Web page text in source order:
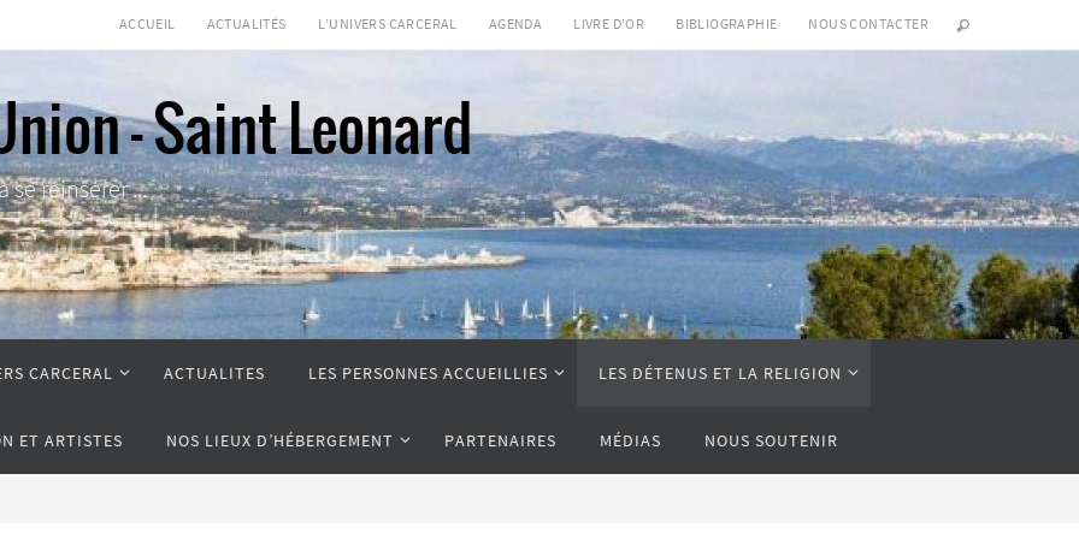
ACCUEIL ACTUALITÉS L’UNIVERS CARCERAL AGENDA LIVRE D’OR BIBLIOGRAPHIE NOUS CONTACTER
- Saint Leonard
se réinsérer ...
CARCERAL ACTUALITES LES PERSONNES ACCUEILLIES LES DÉTENUS ET LA RELIGION
ET ARTISTES NOS LIEUX D’HÉBERGEMENT PARTENAIRES MÉDIAS NOUS SOUTENIR